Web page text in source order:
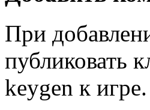
При
публиковать
keygen к игре.